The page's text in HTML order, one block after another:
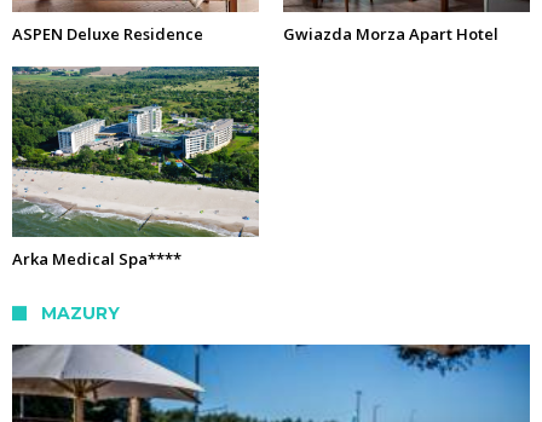
ASPEN Deluxe Residence Gwiazda Morza Apart Hotel
Arka Medical Spa****
MAZURY